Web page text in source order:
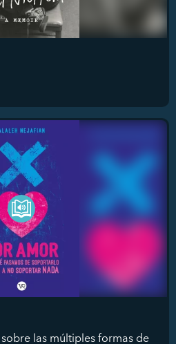
las múltiples formas de